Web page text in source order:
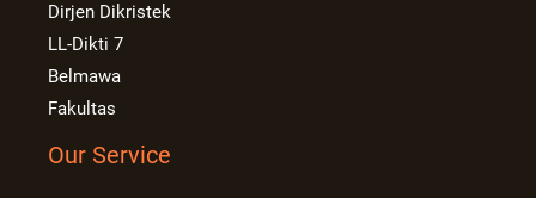
Dirjen Dikristek
LL-Dikti 7
Belmawa
Fakultas
Our Service